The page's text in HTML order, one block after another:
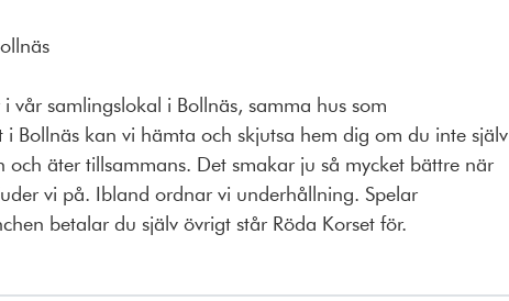
vår samlingslokal i Bollnäs, samma hus som
Bollnäs kan vi hämta och skjutsa hem dig om du inte själv
äter tillsammans. Det smakar ju så mycket bättre när
vi på. Ibland ordnar vi underhållning. Spelar
betalar du själv övrigt står Röda Korset för.